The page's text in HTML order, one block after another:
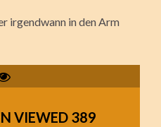
irgendwann in den Arm
VIEWED 389